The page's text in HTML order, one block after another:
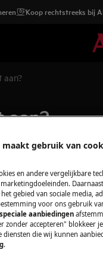
Koop rechtstreeks bij
aan?
maakt gebruik van
en andere vergelijkbare
gebied van sociale media,
voor ons gebruik
aanbiedingen
zonder accepteren" blokkeer
diensten die wij kunnen
.